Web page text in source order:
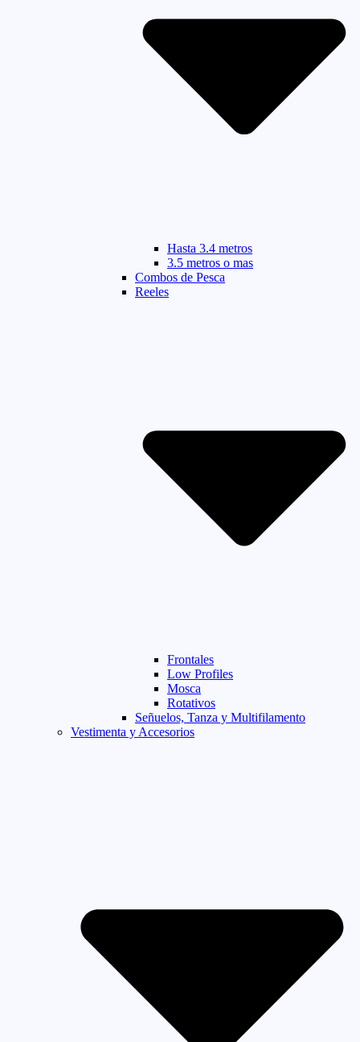
Hasta 3.4 metros
3.5 metros o mas
Combos de Pesca
Reeles
Frontales
Low Profiles
Mosca
Rotativos
Señuelos, Tanza y Multifilamento
Vestimenta y Accesorios